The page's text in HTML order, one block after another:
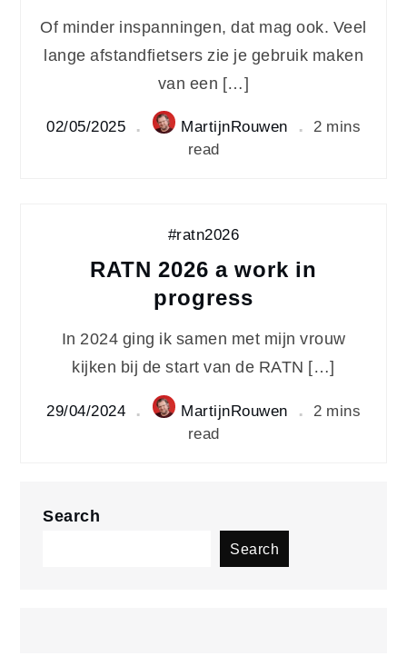
Of minder inspanningen, dat mag ook. Veel
lange afstandfietsers zie je gebruik maken
van een […]
02/05/2025 MartijnRouwen
2 mins
read
#ratn2026
RATN 2026 a work in
progress
In 2024 ging ik samen met mijn vrouw
kijken bij de start van de RATN […]
29/04/2024 MartijnRouwen
2 mins
read
Search
Search